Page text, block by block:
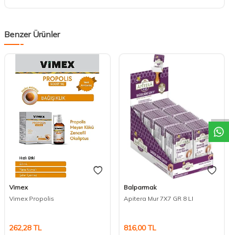
Benzer Ürünler
Vimex
Vimex Propolis
262,28TL
Balparmak
Apitera Mur 7X7 GR 8 LI
816,00TL